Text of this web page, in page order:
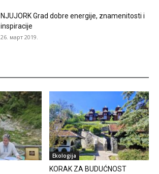
NJUJORK Grad dobre energije, znamenitosti i
inspiracije
26. март 2019.
Ekologija
KORAK ZA BUDUĆNOST